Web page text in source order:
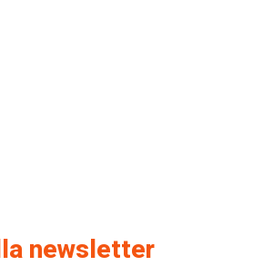
newsletter